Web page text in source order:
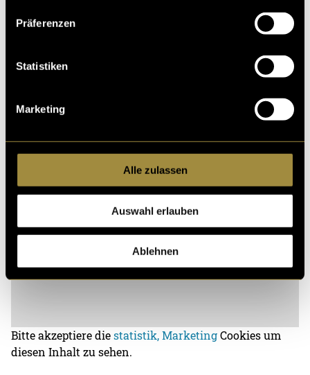
Präferenzen
Statistiken
Marketing
Alle zulassen
Auswahl erlauben
Ablehnen
Bitte akzeptiere diestatistik, MarketingCookies um
diesen Inhalt zu sehen.